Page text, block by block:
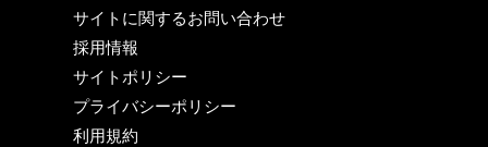
サイトに関するお問い合わせ
採用情報
サイトポリシー
プライバシーポリシー
利用規約